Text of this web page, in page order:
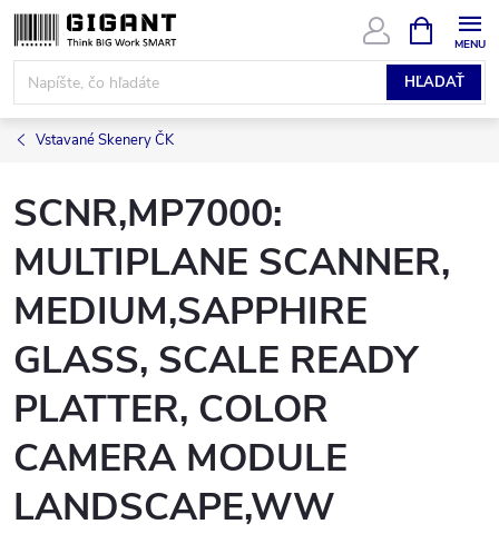
Prejsť
na
obsah
HĽADAŤ
KOŠÍK
Vstavané Skenery ČK
SCNR,MP7000:
MULTIPLANE SCANNER,
MEDIUM,SAPPHIRE
GLASS, SCALE READY
PLATTER, COLOR
CAMERA MODULE
LANDSCAPE,WW